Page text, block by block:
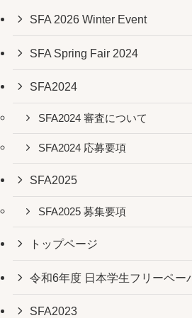
SFA 2026 Winter Event
SFA Spring Fair 2024
SFA2024
SFA2024 審査について
SFA2024 応募要項
SFA2025
SFA2025 募集要項
トップページ
令和6年度 日本学生フリーペー
SFA2023